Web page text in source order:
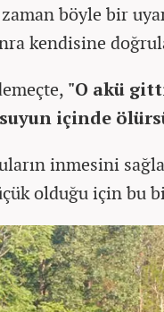
böyle bir
kendisine
"O akü
içinde
inmesini
olduğu için bu